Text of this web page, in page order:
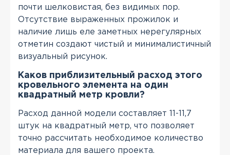
почти шелковистая, без видимых пор.
Отсутствие выраженных прожилок и
наличие лишь еле заметных нерегулярных
отметин создают чистый и минималистичный
визуальный рисунок.
Каков приблизительный расход этого
кровельного элемента на один
квадратный метр кровли?
Расход данной модели составляет 11-11,7
штук на квадратный метр, что позволяет
точно рассчитать необходимое количество
материала для вашего проекта.